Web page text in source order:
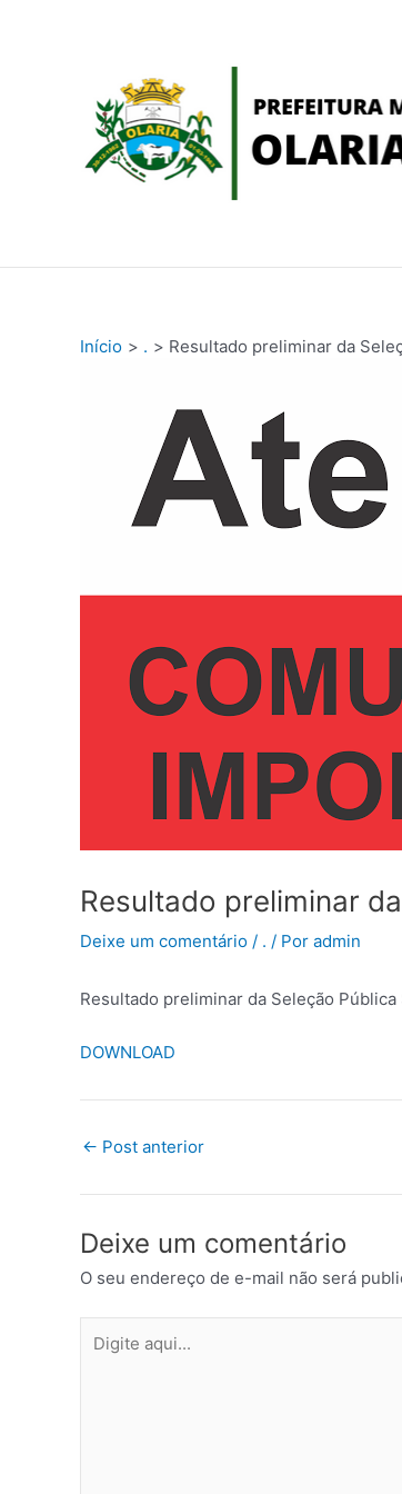
Início . Resultado preliminar da
Resultado preliminar
Deixe um comentário / . / Por admin
Resultado preliminar da Seleção
DOWNLOAD
← Post anterior
Deixe um comentário
O seu endereço de e-mail não será
aqui...